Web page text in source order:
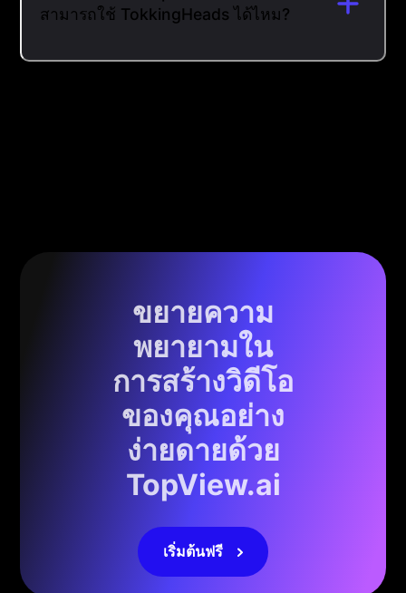
สามารถใช้ TokkingHeads ได้ไหม?
ขยายความ
พยายามใน
การสร้างวิดีโอ
ของคุณอย่าง
ง่ายดายด้วย
TopView.ai
เริ่มต้นฟรี